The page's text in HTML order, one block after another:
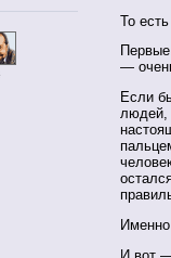
То
—
Если
людей,